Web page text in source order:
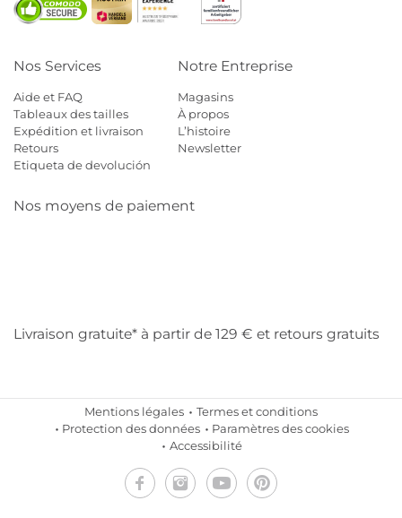
Nos Services
Aide et FAQ
Tableaux des tailles
Expédition et livraison
Retours
Etiqueta de devolución
Notre Entreprise
Magasins
À propos
L’histoire
Newsletter
Nos moyens de paiement
Livraison gratuite* à partir de 129 € et retours gratuits
Mentions légales
Termes et conditions
Protection des données
Paramètres des cookies
Accessibilité